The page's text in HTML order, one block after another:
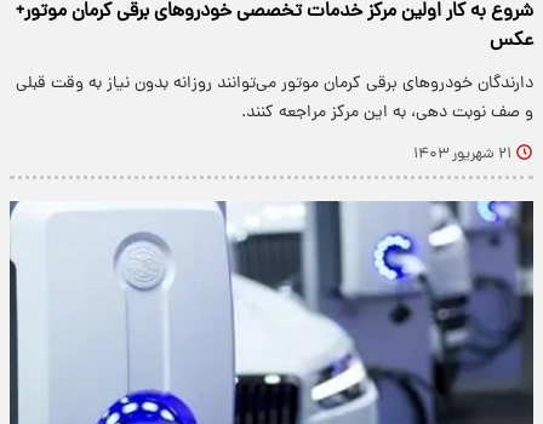
شروع به کار اولین مرکز خدمات تخصصی خودروهای برقی کرمان موتور+
عکس
دارندگان خودروهای برقی کرمان موتور می‌توانند روزانه بدون نیاز به وقت قبلی
و صف نوبت دهی، به این مرکز مراجعه کنند.
۲۱ شهریور ۱۴۰۳